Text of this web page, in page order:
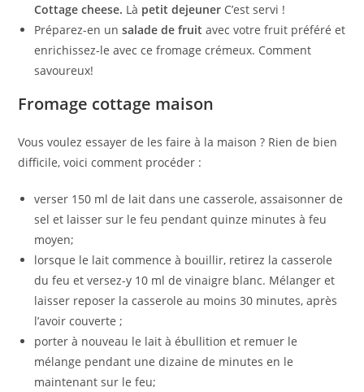
Cottage cheese. Là petit dejeuner C’est servi !
Préparez-en unsalade de fruit avec votre fruit préféré et
enrichissez-le avec ce fromage crémeux. Comment
savoureux!
Fromage cottage maison
Vous voulez essayer de les faire à la maison ? Rien de bien
difficile, voici comment procéder :
verser 150 ml de lait dans une casserole, assaisonner de
sel et laisser sur le feu pendant quinze minutes à feu
moyen;
lorsque le lait commence à bouillir, retirez la casserole
du feu et versez-y 10 ml de vinaigre blanc. Mélanger et
laisser reposer la casserole au moins 30 minutes, après
l’avoir couverte ;
porter à nouveau le lait à ébullition et remuer le
mélange pendant une dizaine de minutes en le
maintenant sur le feu;